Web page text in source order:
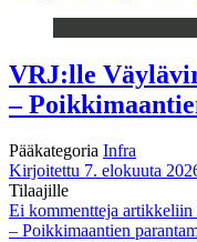
VRJ:lle
–
Pääkategoria Infra
Kirjoitettu 7. elokuuta
Tilaajille
Ei kommentteja artikkeliin
– Poikkimaantien